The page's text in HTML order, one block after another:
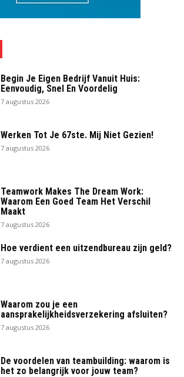
Begin Je Eigen Bedrijf Vanuit Huis:
Eenvoudig, Snel En Voordelig
7 augustus 2026
Werken Tot Je 67ste. Mij Niet Gezien!
7 augustus 2026
Teamwork Makes The Dream Work:
Waarom Een Goed Team Het Verschil
Maakt
7 augustus 2026
Hoe verdient een uitzendbureau zijn geld?
7 augustus 2026
Waarom zou je een
aansprakelijkheidsverzekering afsluiten?
7 augustus 2026
De voordelen van teambuilding: waarom is
het zo belangrijk voor jouw team?